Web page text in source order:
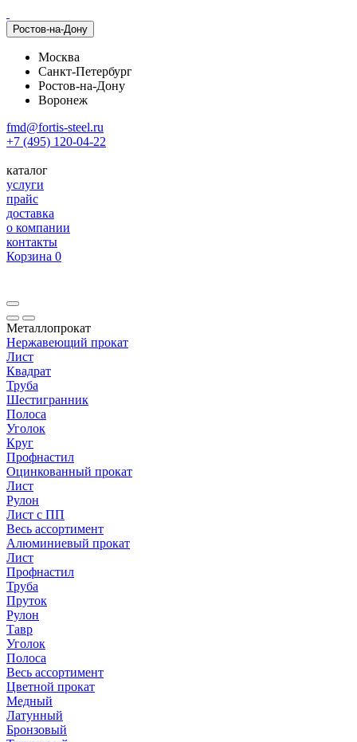
Ростов-на-Дону
Москва
Санкт-Петербург
Ростов-на-Дону
Воронеж
fmd@fortis-steel.ru
+7 (495) 120-04-22
каталог
услуги
прайс
доставка
о компании
контакты
Корзина 0
Металлопрокат
Нержавеющий прокат
Лист
Квадрат
Труба
Шестигранник
Полоса
Уголок
Круг
Профнастил
Оцинкованный прокат
Лист
Рулон
Лист с ПП
Весь ассортимент
Алюминиевый прокат
Лист
Профнастил
Труба
Пруток
Рулон
Тавр
Уголок
Полоса
Весь ассортимент
Цветной прокат
Медный
Латунный
Бронзовый